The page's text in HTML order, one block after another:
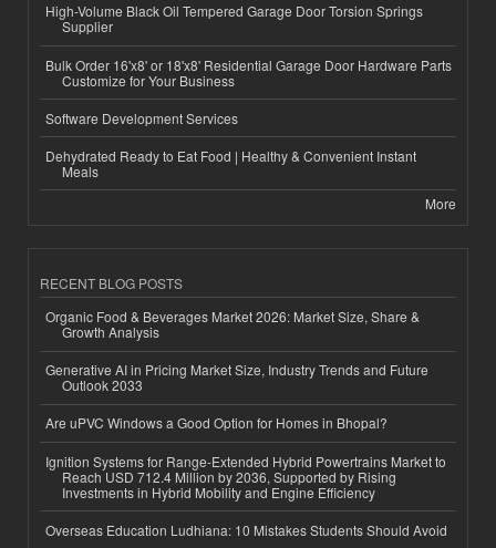
High-Volume Black Oil Tempered Garage Door Torsion Springs
Supplier
Bulk Order 16'x8' or 18'x8' Residential Garage Door Hardware Parts
Customize for Your Business
Software Development Services
Dehydrated Ready to Eat Food | Healthy & Convenient Instant
Meals
More
RECENT BLOG POSTS
Organic Food & Beverages Market 2026: Market Size, Share &
Growth Analysis
Generative AI in Pricing Market Size, Industry Trends and Future
Outlook 2033
Are uPVC Windows a Good Option for Homes in Bhopal?
Ignition Systems for Range-Extended Hybrid Powertrains Market to
Reach USD 712.4 Million by 2036, Supported by Rising
Investments in Hybrid Mobility and Engine Efficiency
Overseas Education Ludhiana: 10 Mistakes Students Should Avoid